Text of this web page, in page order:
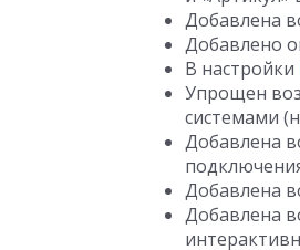
Добавлена
Добавлено
В настройки
Упрощен
системами
Добавлена
Добавлена
Добавлена